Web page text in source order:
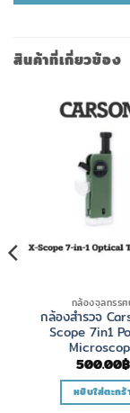
สินค้าที่เกี่ยวข้อง
กล้องจุลทรร
กล้องสำรวจ
Scope 7in1
500.00฿
หยิบใส่ตะกร้